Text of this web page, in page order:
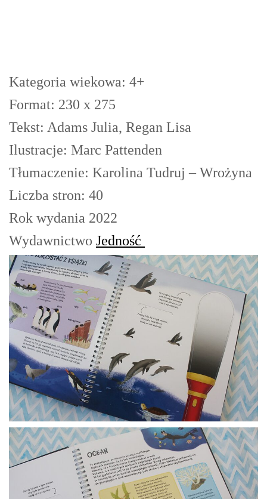
Kategoria wiekowa: 4+
Format: 230 x 275
Tekst: Adams Julia, Regan Lisa
Ilustracje: Marc Pattenden
Tłumaczenie: Karolina Tudruj – Wrożyna
Liczba stron: 40
Rok wydania 2022
Wydawnictwo Jedność